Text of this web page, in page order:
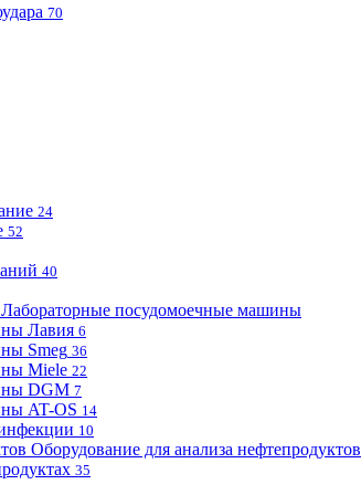
70
24
52
40
Лабораторные посудомоечные машины
Лавия 6
Smeg 36
Miele 22
DGM 7
AT-OS 14
10
Оборудование для анализа нефтепродуктов
35